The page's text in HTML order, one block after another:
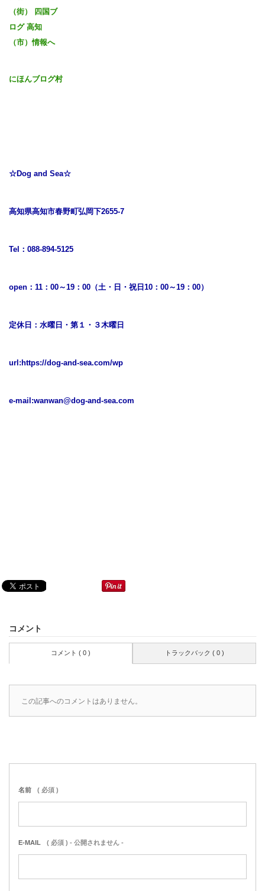
にほんブログ村
☆Dog and Sea☆
高知県高知市春野町弘岡下2655-7
Tel：088-894-5125
open：11：00～19：00（土・日・祝日10：00～19：00）
定休日：水曜日・第１・３木曜日
url: https://dog-and-sea.com/wp
e-mail:wanwan@dog-and-sea.com
コメント
コメント ( 0 ) トラックバック ( 0 )
この記事へのコメントはありません。
名前 ( 必須 )
E-MAIL ( 必須 ) - 公開されません -